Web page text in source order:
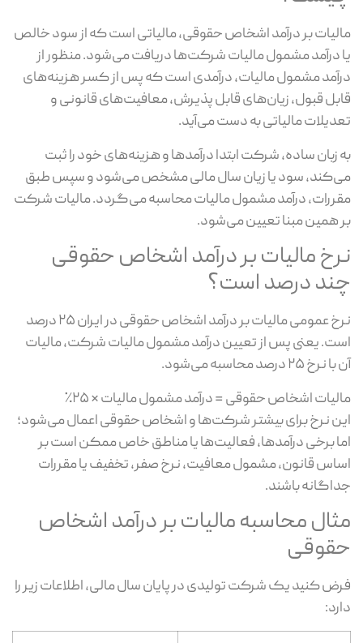
بر درآمد اشخاص حقوقی، مالیاتی است که از سود خالص
درآمد مشمول مالیات شرکت‌ها دریافت می‌شود. منظور از
مشمول مالیات، درآمدی است که پس از کسر هزینه‌های
قبول، زیان‌های قابل پذیرش، معافیت‌های قانونی و
مالیاتی به دست می‌آید.
زبان ساده، شرکت ابتدا درآمدها و هزینه‌های خود را ثبت
سود یا زیان سال مالی مشخص می‌شود و سپس طبق
درآمد مشمول مالیات محاسبه می‌گردد. مالیات شرکت
همین مبنا تعیین می‌شود.
مالیات بر درآمد اشخاص حقوقی
درصد است؟
نرخ عمومی مالیات بر درآمد اشخاص حقوقی در ایران ۲۵ درصد
یعنی پس از تعیین درآمد مشمول مالیات شرکت، مالیات
۲۵ درصد محاسبه می‌شود.
اشخاص حقوقی = درآمد مشمول مالیات × ۲۵٪
نرخ برای بیشتر شرکت‌ها و اشخاص حقوقی اعمال می‌شود؛
برخی درآمدها، فعالیت‌ها یا مناطق خاص ممکن است بر
قانون، مشمول معافیت، نرخ صفر، تخفیف یا مقررات
باشند.
محاسبه مالیات بر درآمد اشخاص
کنید یک شرکت تولیدی در پایان سال مالی، اطلاعات زیر را